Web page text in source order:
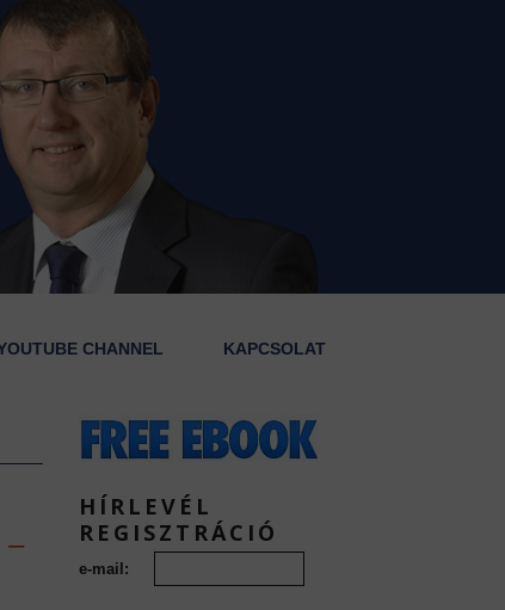
CHANNEL KAPCSOLAT
–
HÍRLEVÉL
REGISZTRÁCIÓ
e-mail: